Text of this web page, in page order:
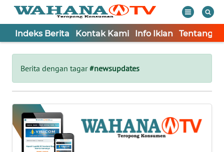
Indeks Berita Kontak Kami Info Iklan Tentang
Berita dengan tagar#newsupdates
Tutup
Informasi
INDEKS
BERITA
KONTAK